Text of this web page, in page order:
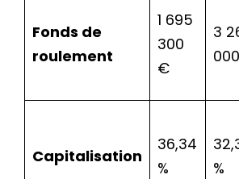
Fonds de
roulement
1 695
300
€
3
Capitalisation
36,34
%
%